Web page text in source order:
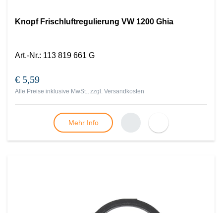
Knopf Frischluftregulierung VW 1200 Ghia
Art.-Nr.: 113 819 661 G
€ 5,59
Alle Preise inklusive MwSt., zzgl. Versandkosten
Mehr Info